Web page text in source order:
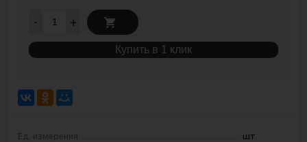
- +
Купить в 1 клик
Ед. измерения шт